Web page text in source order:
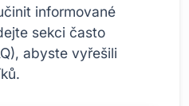
informované
sekci často
abyste vyřešili